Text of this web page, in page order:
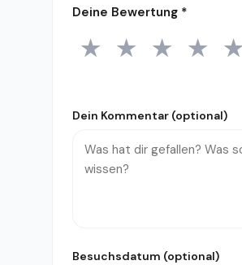
Deine Bewertung *
1 Stern
★ 2 Sterne
★ 3 Sterne
★ 4
★ ★
Dein Kommentar (optional)
Besuchsdatum (optional)